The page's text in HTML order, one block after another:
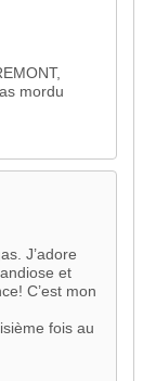
mordu
J’adore
et
C’est mon
fois au